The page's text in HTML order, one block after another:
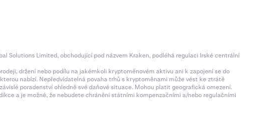
Solutions Limited, obchodující pod názvem Kraken, podléhá regulaci Irské centrální
držení nebo podílu na jakémkoli kryptoměnovém aktivu ani k zapojení se do
nabízí. Nepředvídatelná povaha trhů s kryptoměnami může vést ke ztrátě
poradenství ohledně své daňové situace. Mohou platit geografická omezení.
a je možné, že nebudete chráněni státními kompenzačními a/nebo regulačními